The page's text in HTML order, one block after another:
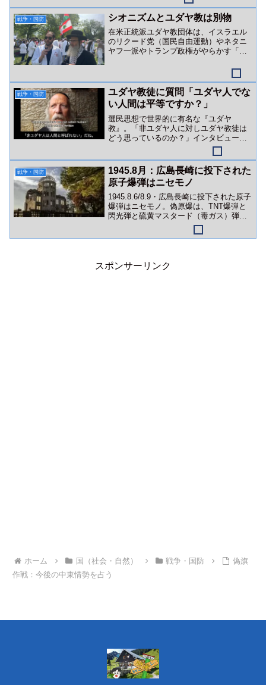
戦争・国防 シオニズムとユダヤ教は別物
在米正統派ユダヤ教団体は、イスラエル
のリクード党（国民自由運動）やネタニ
ヤフ一派やトランプ政権がやらかす「ユ
戦争・国防
ユダヤ教徒に質問「ユダヤ人でな
い人間は平等ですか？」
選民思想で世界的に有名な『ユダヤ
教』。「非ユダヤ人に対しユダヤ教徒は
どう思っているのか？」インタビュー動
戦争・国防
1945.8月：広島長崎に投下された
原子爆弾はニセモノ
1945.8.6/8.9・広島長崎に投下された原子
爆弾はニセモノ。偽原爆は、TNT爆弾と
閃光弾と硫黄マスタード（毒ガス）弾な
スポンサーリンク
ホーム 国（社会・自然） 戦争・国防
偽旗
作戦：今後の中東情勢を占う